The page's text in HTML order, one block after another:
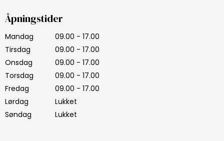
Åpningstider
Mandag
09.00 - 17.00
Tirsdag
09.00 - 17.00
Onsdag
09.00 - 17.00
Torsdag
09.00 - 17.00
Fredag
09.00 - 17.00
Lørdag
Lukket
Søndag
Lukket